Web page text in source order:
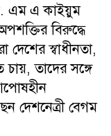
এম এ কাইয়ুম
বিরুদ্ধে
স্বাধীনতা,
তাদের সঙ্গে
দেশনেত্রী বেগম